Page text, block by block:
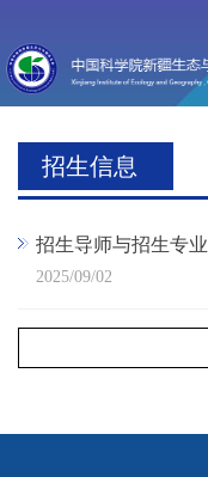
招生信息
招生导师与招生专业
2025/09/02